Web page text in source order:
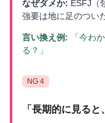
なぜダメか: ESFJ（
強要は地に足のつい
言い換え例:
「今わ
る？」
NG 4
「 長期的に見ると